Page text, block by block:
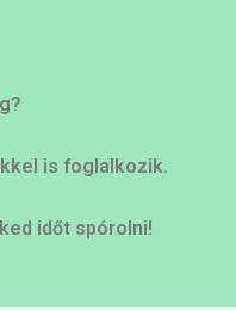
is foglalkozik.
időt spórolni!